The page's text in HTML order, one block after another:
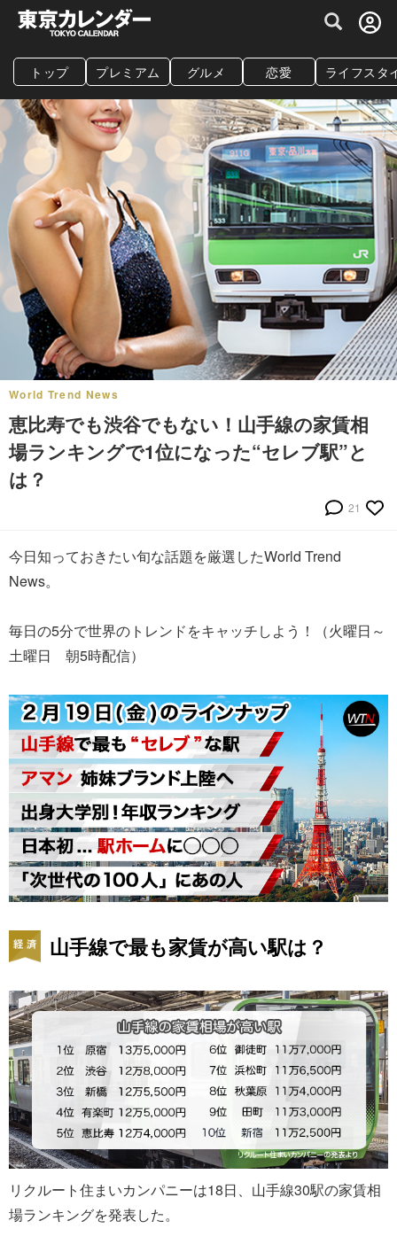
グルメ情報・プレミアムレストラン予約
トップ プレミアム グルメ 恋愛 ライフスタ
World Trend News
恵比寿でも渋谷でもない！山手線の家賃相
場ランキングで1位になった“セレブ駅”と
は？
21
今日知っておきたい旬な話題を厳選したWorld Trend
News。
毎日の5分で世界のトレンドをキャッチしよう！（火曜日～
土曜日 朝5時配信）
山手線で最も家賃が高い駅は？
リクルート住まいカンパニーは18日、山手線30駅の家賃相
場ランキングを発表した。